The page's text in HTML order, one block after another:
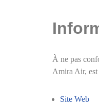
À ne pas
Amira Air, est
Site Web